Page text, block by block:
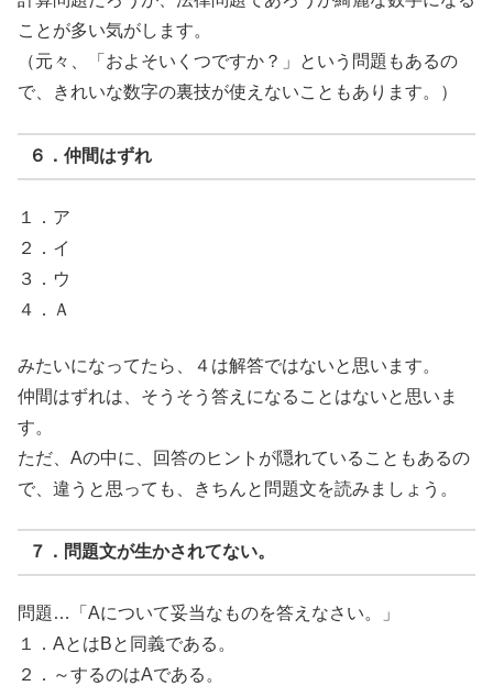
ことが多い気がします。
（元々、「およそいくつですか？」という問題もあるの
で、きれいな数字の裏技が使えないこともあります。）
６．仲間はずれ
１．ア
２．イ
３．ウ
４．Ａ
みたいになってたら、４は解答ではないと思います。
仲間はずれは、そうそう答えになることはないと思いま
す。
ただ、Aの中に、回答のヒントが隠れていることもあるの
で、違うと思っても、きちんと問題文を読みましょう。
７．問題文が生かされてない。
問題…「Aについて妥当なものを答えなさい。」
１．AとはBと同義である。
２．～するのはAである。